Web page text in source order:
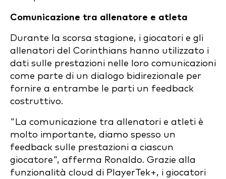
Comunicazione tra allenatore e atleta
Durante la scorsa stagione, i giocatori e gli
allenatori del Corinthians hanno utilizzato i
dati sulle prestazioni nelle loro comunicazioni
come parte di un dialogo bidirezionale per
fornire a entrambe le parti un feedback
costruttivo.
"La comunicazione tra allenatori e atleti è
molto importante, diamo spesso un
feedback sulle prestazioni a ciascun
giocatore", afferma Ronaldo. Grazie alla
funzionalità cloud di PlayerTek+, i giocatori